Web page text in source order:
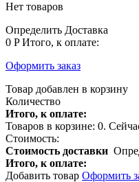
Нет товаров
Определить Доставка
0 P Итого, к оплате:
Оформить заказ
Товар добавлен в корзину
Количество
Итого, к оплате:
Товаров в корзине: 0.
Стоимость:
Стоимость доставки
Итого, к оплате:
Добавить товар Оформить